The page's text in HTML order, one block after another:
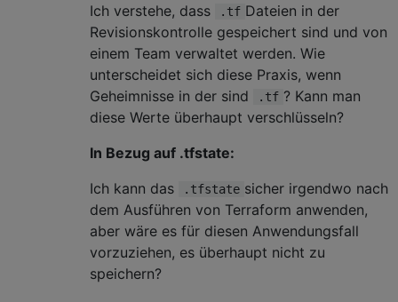
Ich verstehe, dass
.tf Dateien in der
Revisionskontrolle gespeichert sind und von
einem Team verwaltet werden. Wie
unterscheidet sich diese Praxis, wenn
Geheimnisse in der sind
.tf ? Kann man
diese Werte überhaupt verschlüsseln?
In Bezug auf .tfstate:
Ich kann das
.tfstate sicher irgendwo nach
dem Ausführen von Terraform anwenden,
aber wäre es für diesen Anwendungsfall
vorzuziehen, es überhaupt nicht zu
speichern?